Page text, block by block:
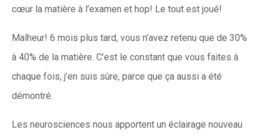
cœur la matière à l’examen et hop! Le tout est joué!
Malheur! 6 mois plus tard, vous n’avez retenu que de 30%
à 40% de la matière. C’est le constant que vous faites à
chaque fois, j’en suis sûre, parce que ça aussi a été
démontré.
Les neurosciences nous apportent un éclairage nouveau